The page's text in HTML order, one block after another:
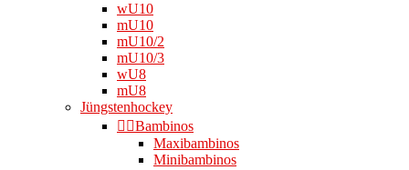
wU10
mU10
mU10/2
mU10/3
wU8
mU8
Jüngstenhockey
👉🏻Bambinos
Maxibambinos
Minibambinos